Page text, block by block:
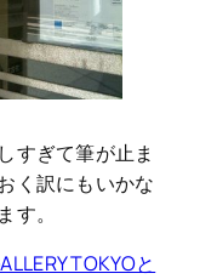
すぎて筆が止ま
く訳にもいかな
。
TOKYOと